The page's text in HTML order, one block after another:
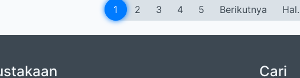
1 2 3 4 5 Berikutnya
Cari